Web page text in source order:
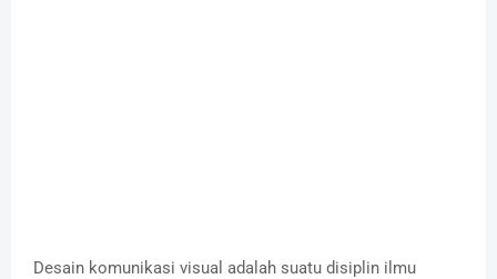
Desain komunikasi visual adalah suatu disiplin ilmu